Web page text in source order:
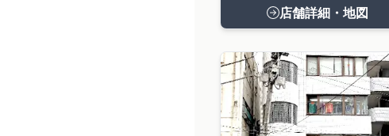
店舗詳細・地図